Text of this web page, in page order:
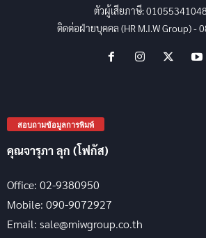
ตัวผู้เสียภาษี:
ติดต่อฝ่ายบุคคล (HR M.I.W Group) -
สอบถามข้อมูลการพิมพ์
คุณจารุภา ลุก (โฟกัส)
Office: 02-9380950
Mobile: 090-9072927
Email: sale@miwgroup.co.th